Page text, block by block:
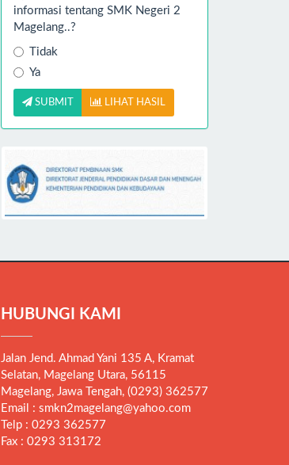
informasi tentang SMK Negeri 2
Magelang..?
Tidak
Ya
SUBMIT LIHAT HASIL
HUBUNGI KAMI
Jalan Jend. Ahmad Yani 135 A, Kramat
Selatan, Magelang Utara, 56115
Magelang, Jawa Tengah, (0293) 362577
Email : smkn2magelang@yahoo.com
Telp : 0293 362577
Fax : 0293 313172